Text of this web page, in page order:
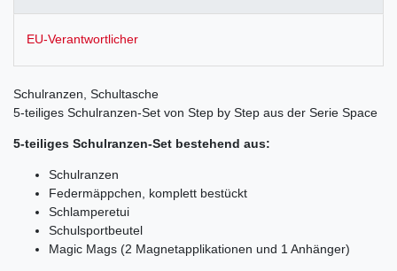
EU-Verantwortlicher
Schulranzen, Schultasche
5-teiliges Schulranzen-Set von Step by Step aus der Serie Space
5-teiliges Schulranzen-Set bestehend aus:
Schulranzen
Federmäppchen, komplett bestückt
Schlamperetui
Schulsportbeutel
Magic Mags (2 Magnetapplikationen und 1 Anhänger)